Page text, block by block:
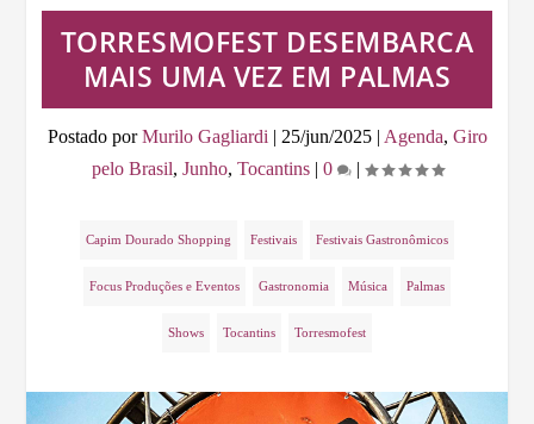
TORRESMOFEST DESEMBARCA
MAIS UMA VEZ EM PALMAS
Postado porMurilo Gagliardi | 25/jun/2025| Agenda, Giro
pelo Brasil, Junho, Tocantins| 0 |
Capim Dourado Shopping Festivais Festivais Gastronômicos
Focus Produções e Eventos Gastronomia Música Palmas
Shows Tocantins Torresmofest